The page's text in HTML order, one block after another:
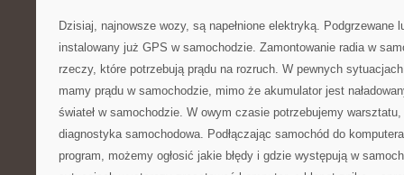
Dzisiaj, najnowsze wozy, są napełnione elektryką. Podgrzewane
instalowany już GPS w samochodzie. Zamontowanie radia w
rzeczy, które potrzebują prądu na rozruch. W pewnych
mamy prądu w samochodzie, mimo że akumulator jest
świateł w samochodzie. W owym czasie potrzebujemy
diagnostyka samochodowa. Podłączając samochód do
program, możemy ogłosić jakie błędy i gdzie występują w